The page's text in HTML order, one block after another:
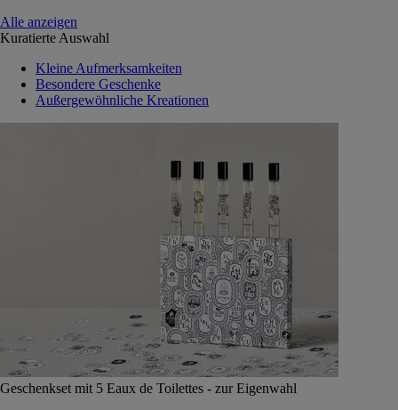
Alle anzeigen
Kuratierte Auswahl
Kleine Aufmerksamkeiten
Besondere Geschenke
Außergewöhnliche Kreationen
Geschenkset mit 5 Eaux de Toilettes - zur Eigenwahl